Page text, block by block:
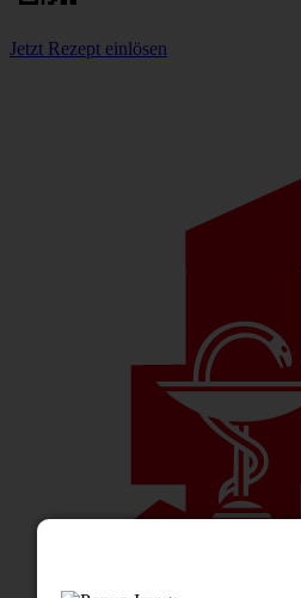
Jetzt Rezept einlösen